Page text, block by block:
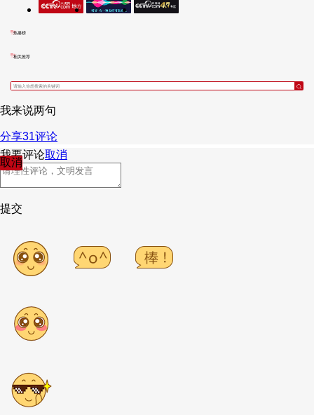
热播榜
相关推荐
我来说两句
分享31评论
取消
我要评论取消
提交